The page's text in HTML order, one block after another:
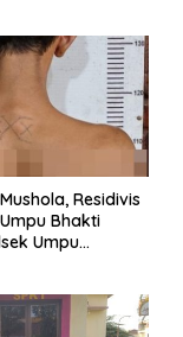
Residivis
Bhakti
Umpu